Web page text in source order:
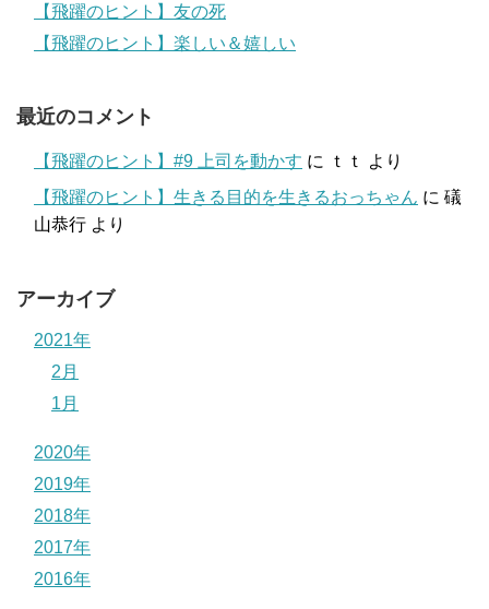
【飛躍のヒント】友の死
【飛躍のヒント】楽しい＆嬉しい
最近のコメント
【飛躍のヒント】#9 上司を動かす に ｔｔ
より
【飛躍のヒント】生きる目的を生きるおっちゃん に 礒
山恭行 より
アーカイブ
2021年
2月
1月
2020年
2019年
2018年
2017年
2016年